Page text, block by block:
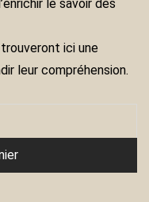
le savoir des
ici une
leur compréhension.